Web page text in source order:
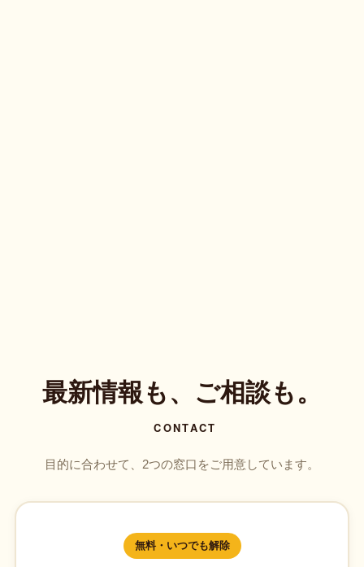
最新情報も、ご相談も。
CONTACT
目的に合わせて、2つの窓口をご用意しています。
無料・いつでも解除